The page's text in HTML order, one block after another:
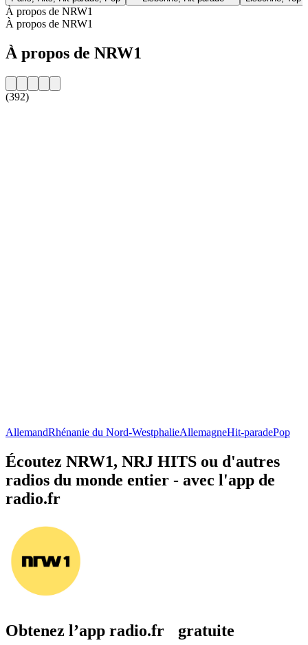
À propos de NRW1
À propos de NRW1
À propos de NRW1
(392)
AllemandRhénanie du Nord-WestphalieAllemagneHit-paradePop
Écoutez NRW1, NRJ HITS ou d'autres
radios du monde entier - avec l'app de
radio.fr
Obtenez l’app radio.fr gratuite